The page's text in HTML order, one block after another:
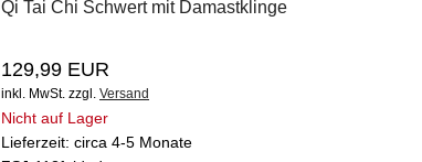
Qi Tai Chi Schwert mit Damastklinge
129,99 EUR
inkl. MwSt. zzgl. Versand
Nicht auf Lager
Lieferzeit: circa 4-5 Monate